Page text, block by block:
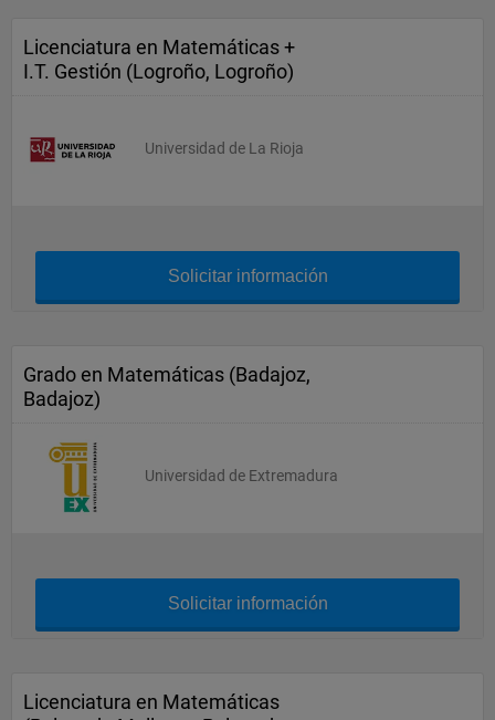
Licenciatura en Matemáticas +
I.T. Gestión (Logroño, Logroño)
Universidad de La Rioja
Solicitar información
Grado en Matemáticas (Badajoz,
Badajoz)
Universidad de Extremadura
Solicitar información
Licenciatura en Matemáticas